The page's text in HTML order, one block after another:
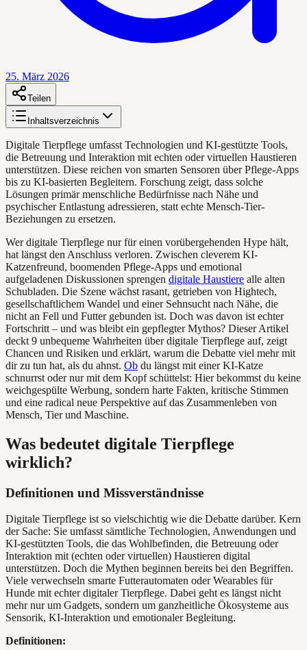
25. März 2026
Teilen
Inhaltsverzeichnis
Digitale Tierpflege umfasst Technologien und KI-gestützte Tools,
die Betreuung und Interaktion mit echten oder virtuellen Haustieren
unterstützen. Diese reichen von smarten Sensoren über Pflege-Apps
bis zu KI-basierten Begleitern. Forschung zeigt, dass solche
Lösungen primär menschliche Bedürfnisse nach Nähe und
psychischer Entlastung adressieren, statt echte Mensch-Tier-
Beziehungen zu ersetzen.
Wer digitale Tierpflege nur für einen vorübergehenden Hype hält,
hat längst den Anschluss verloren. Zwischen cleverem KI-
Katzenfreund, boomenden Pflege-Apps und emotional
aufgeladenen Diskussionen sprengen digitale Haustiere alle alten
Schubladen. Die Szene wächst rasant, getrieben von Hightech,
gesellschaftlichem Wandel und einer Sehnsucht nach Nähe, die
nicht an Fell und Futter gebunden ist. Doch was davon ist echter
Fortschritt – und was bleibt ein gepflegter Mythos? Dieser Artikel
deckt 9 unbequeme Wahrheiten über digitale Tierpflege auf, zeigt
Chancen und Risiken und erklärt, warum die Debatte viel mehr mit
dir zu tun hat, als du ahnst. Ob du längst mit einer KI-Katze
schnurrst oder nur mit dem Kopf schüttelst: Hier bekommst du keine
weichgespülte Werbung, sondern harte Fakten, kritische Stimmen
und eine radical neue Perspektive auf das Zusammenleben von
Mensch, Tier und Maschine.
Was bedeutet digitale Tierpflege
wirklich?
Definitionen und Missverständnisse
Digitale Tierpflege ist so vielschichtig wie die Debatte darüber. Kern
der Sache: Sie umfasst sämtliche Technologien, Anwendungen und
KI-gestützten Tools, die das Wohlbefinden, die Betreuung oder
Interaktion mit (echten oder virtuellen) Haustieren digital
unterstützen. Doch die Mythen beginnen bereits bei den Begriffen.
Viele verwechseln smarte Futterautomaten oder Wearables für
Hunde mit echter digitaler Tierpflege. Dabei geht es längst nicht
mehr nur um Gadgets, sondern um ganzheitliche Ökosysteme aus
Sensorik, KI-Interaktion und emotionaler Begleitung.
Definitionen: